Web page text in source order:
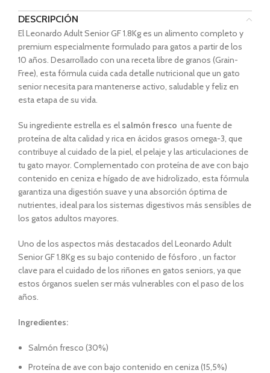
DESCRIPCIÓN
El Leonardo Adult Senior GF 1.8Kg es un alimento completo y
premium especialmente formulado para gatos a partir de los
10 años. Desarrollado con una receta libre de granos (Grain-
Free), esta fórmula cuida cada detalle nutricional que un gato
senior necesita para mantenerse activo, saludable y feliz en
esta etapa de su vida.
Su ingrediente estrella es el salmón fresco una fuente de
proteína de alta calidad y rica en ácidos grasos omega-3, que
contribuye al cuidado de la piel, el pelaje y las articulaciones de
tu gato mayor. Complementado con proteína de ave con bajo
contenido en ceniza e hígado de ave hidrolizado, esta fórmula
garantiza una digestión suave y una absorción óptima de
nutrientes, ideal para los sistemas digestivos más sensibles de
los gatos adultos mayores.
Uno de los aspectos más destacados del Leonardo Adult
Senior GF 1.8Kg es su bajo contenido de fósforo , un factor
clave para el cuidado de los riñones en gatos seniors, ya que
estos órganos suelen ser más vulnerables con el paso de los
años.
Ingredientes:
Salmón fresco (30%)
Proteína de ave con bajo contenido en ceniza (15,5%)